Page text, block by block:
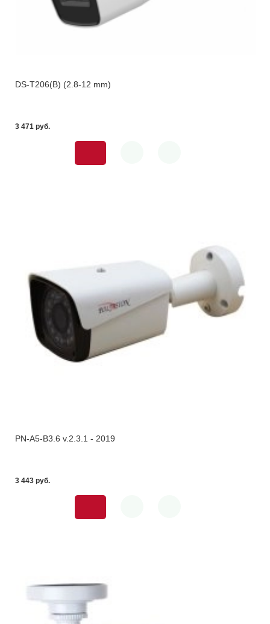
DS-T206(B) (2.8-12 mm)
3 471 pуб.
PN-A5-B3.6 v.2.3.1 - 2019
3 443 pуб.